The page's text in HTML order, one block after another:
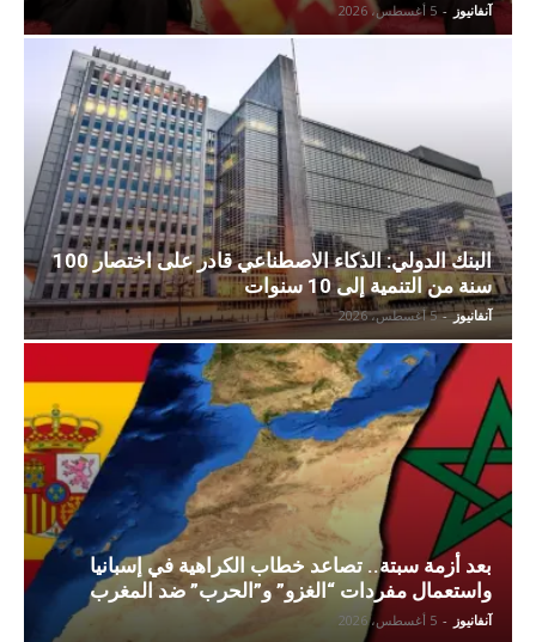
آنفانيوز - 5 أغسطس، 2026
البنك الدولي: الذكاء الاصطناعي قادر على اختصار 100
سنة من التنمية إلى 10 سنوات
آنفانيوز - 5 أغسطس، 2026
بعد أزمة سبتة.. تصاعد خطاب الكراهية في إسبانيا
واستعمال مفردات “الغزو” و”الحرب” ضد المغرب
آنفانيوز - 5 أغسطس، 2026